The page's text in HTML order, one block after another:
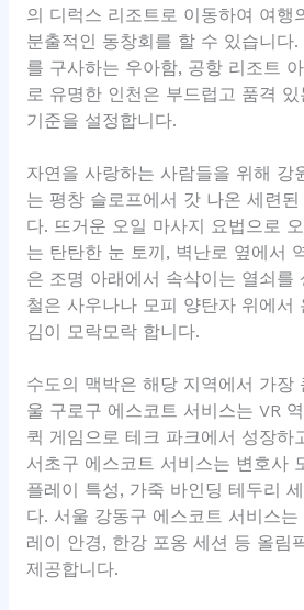
의 디럭스 리조트로 이동하여 여행
분출적인 동창회를 할 수 있습니다.
를 구사하는 우아함, 공항 리조트
로 유명한 인천은 부드럽고 품격
기준을 설정합니다.
자연을 사랑하는 사람들을 위해 강
는 평창 슬로프에서 갓 나온 세련된
다. 뜨거운 오일 마사지 요법으로
는 탄탄한 눈 토끼, 벽난로 옆에서
은 조명 아래에서 속삭이는 열쇠를
철은 사우나나 모피 양탄자 위에서
김이 모락모락 합니다.
수도의 맥박은 해당 지역에서 가장
울 구로구 에스코트 서비스는 VR
퀵 게임으로 테크 파크에서 성장하
서초구 에스코트 서비스는 변호사
플레이 특성, 가죽 바인딩 테두리
다. 서울 강동구 에스코트 서비스
레이 안경, 한강 포옹 세션 등 올림
제공합니다.